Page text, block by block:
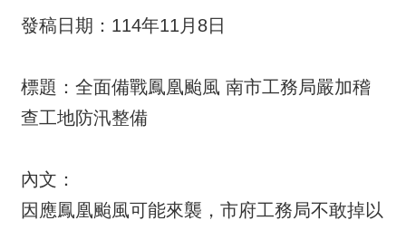
發稿日期：114年11月8日
標題：全面備戰鳳凰颱風 南市工務局嚴加稽
查工地防汛整備
內文：
因應鳳凰颱風可能來襲，市府工務局不敢掉以